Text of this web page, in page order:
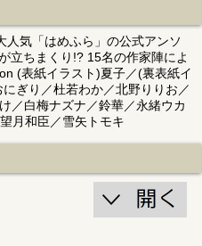
人気「はめふら」の公式アンソ
立ちまくり!? 15名の作家陣によ
(表紙イラスト)夏子／(裏表紙イ
ぎり／杜若わか／北野りりお／
／白梅ナズナ／鈴華／永緒ウカ
月和臣／雪矢トモキ